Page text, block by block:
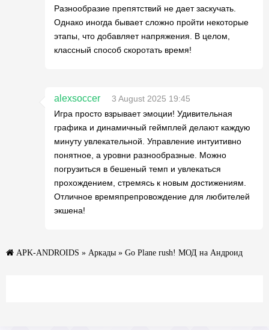
Разнообразие препятствий не дает заскучать.
Однако иногда бывает сложно пройти некоторые
этапы, что добавляет напряжения. В целом,
классный способ скоротать время!
alexsoccer
3 August 2025 19:45
Игра просто взрывает эмоции! Удивительная
графика и динамичный геймплей делают каждую
минуту увлекательной. Управление интуитивно
понятное, а уровни разнообразные. Можно
погрузиться в бешеный темп и увлекаться
прохождением, стремясь к новым достижениям.
Отличное времяпрепровождение для любителей
экшена!
APK-ANDROIDS » Аркады » Go Plane rush! МОД на Андроид